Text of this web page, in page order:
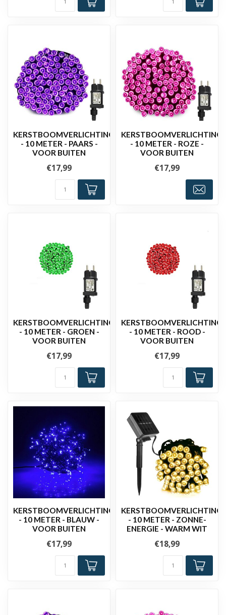
KERSTBOOMVERLICHTING
- 10 METER - PAARS -
VOOR BUITEN
€17,99
KERSTBOOMVERLICHTING
- 10 METER - ROZE -
VOOR BUITEN
€17,99
KERSTBOOMVERLICHTING
- 10 METER - GROEN -
VOOR BUITEN
€17,99
KERSTBOOMVERLICHTING
- 10 METER - ROOD -
VOOR BUITEN
€17,99
KERSTBOOMVERLICHTING
- 10 METER - BLAUW -
VOOR BUITEN
€17,99
KERSTBOOMVERLICHTING
- 10 METER - ZONNE-
ENERGIE - WARM WIT
€18,99